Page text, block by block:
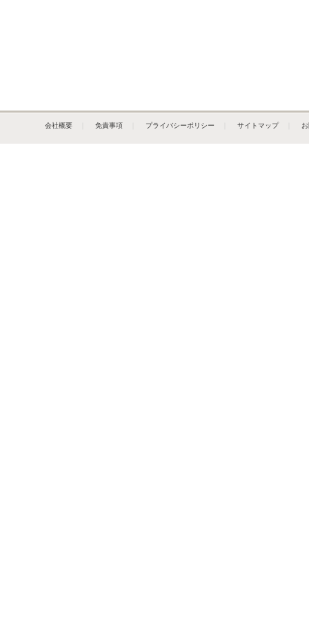
会社概要 免責事項 プライバシーポリシー サイトマップ｜